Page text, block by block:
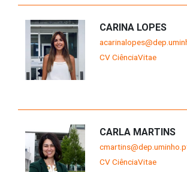
CARINA LOPES
CV CiênciaVitae
CARLA MARTINS
CV CiênciaVitae